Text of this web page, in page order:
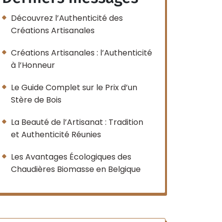
Découvrez l’Authenticité des
Créations Artisanales
Créations Artisanales : l’Authenticité
à l’Honneur
Le Guide Complet sur le Prix d’un
Stère de Bois
La Beauté de l’Artisanat : Tradition
et Authenticité Réunies
Les Avantages Écologiques des
Chaudières Biomasse en Belgique